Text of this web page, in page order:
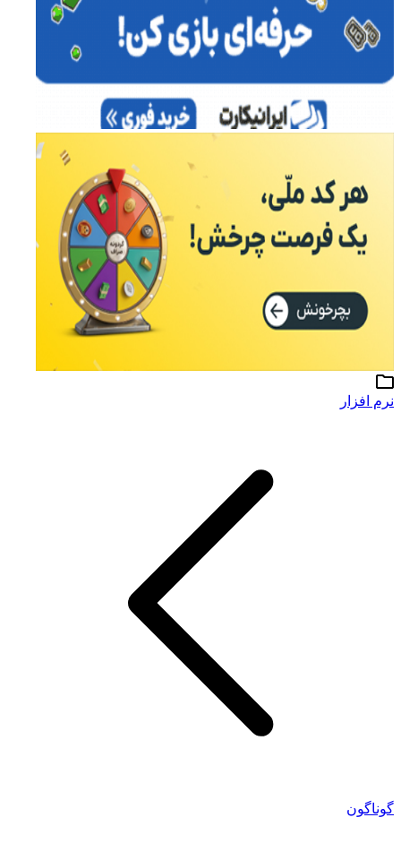
نرم افزار
گوناگون